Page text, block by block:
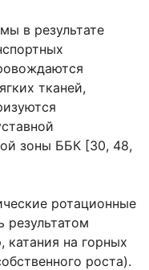
в результате
тканей,
зоны ББК [30, 48,
ротационные
на горных
роста).